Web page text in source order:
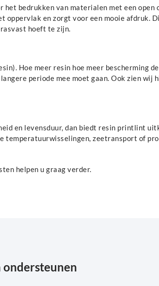
bedrukken van materialen met een open
en zorgt voor een mooie afdruk.
hoeft te zijn.
Hoe meer resin hoe meer bescherming
periode mee moet gaan. Ook zien wij
en levensduur, dan biedt resin printlint
temperatuurwisselingen, zeetransport of
helpen u graag verder.
ondersteunen